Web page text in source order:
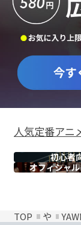
人気定番アニ
初心者
オフィシャル
TOP や